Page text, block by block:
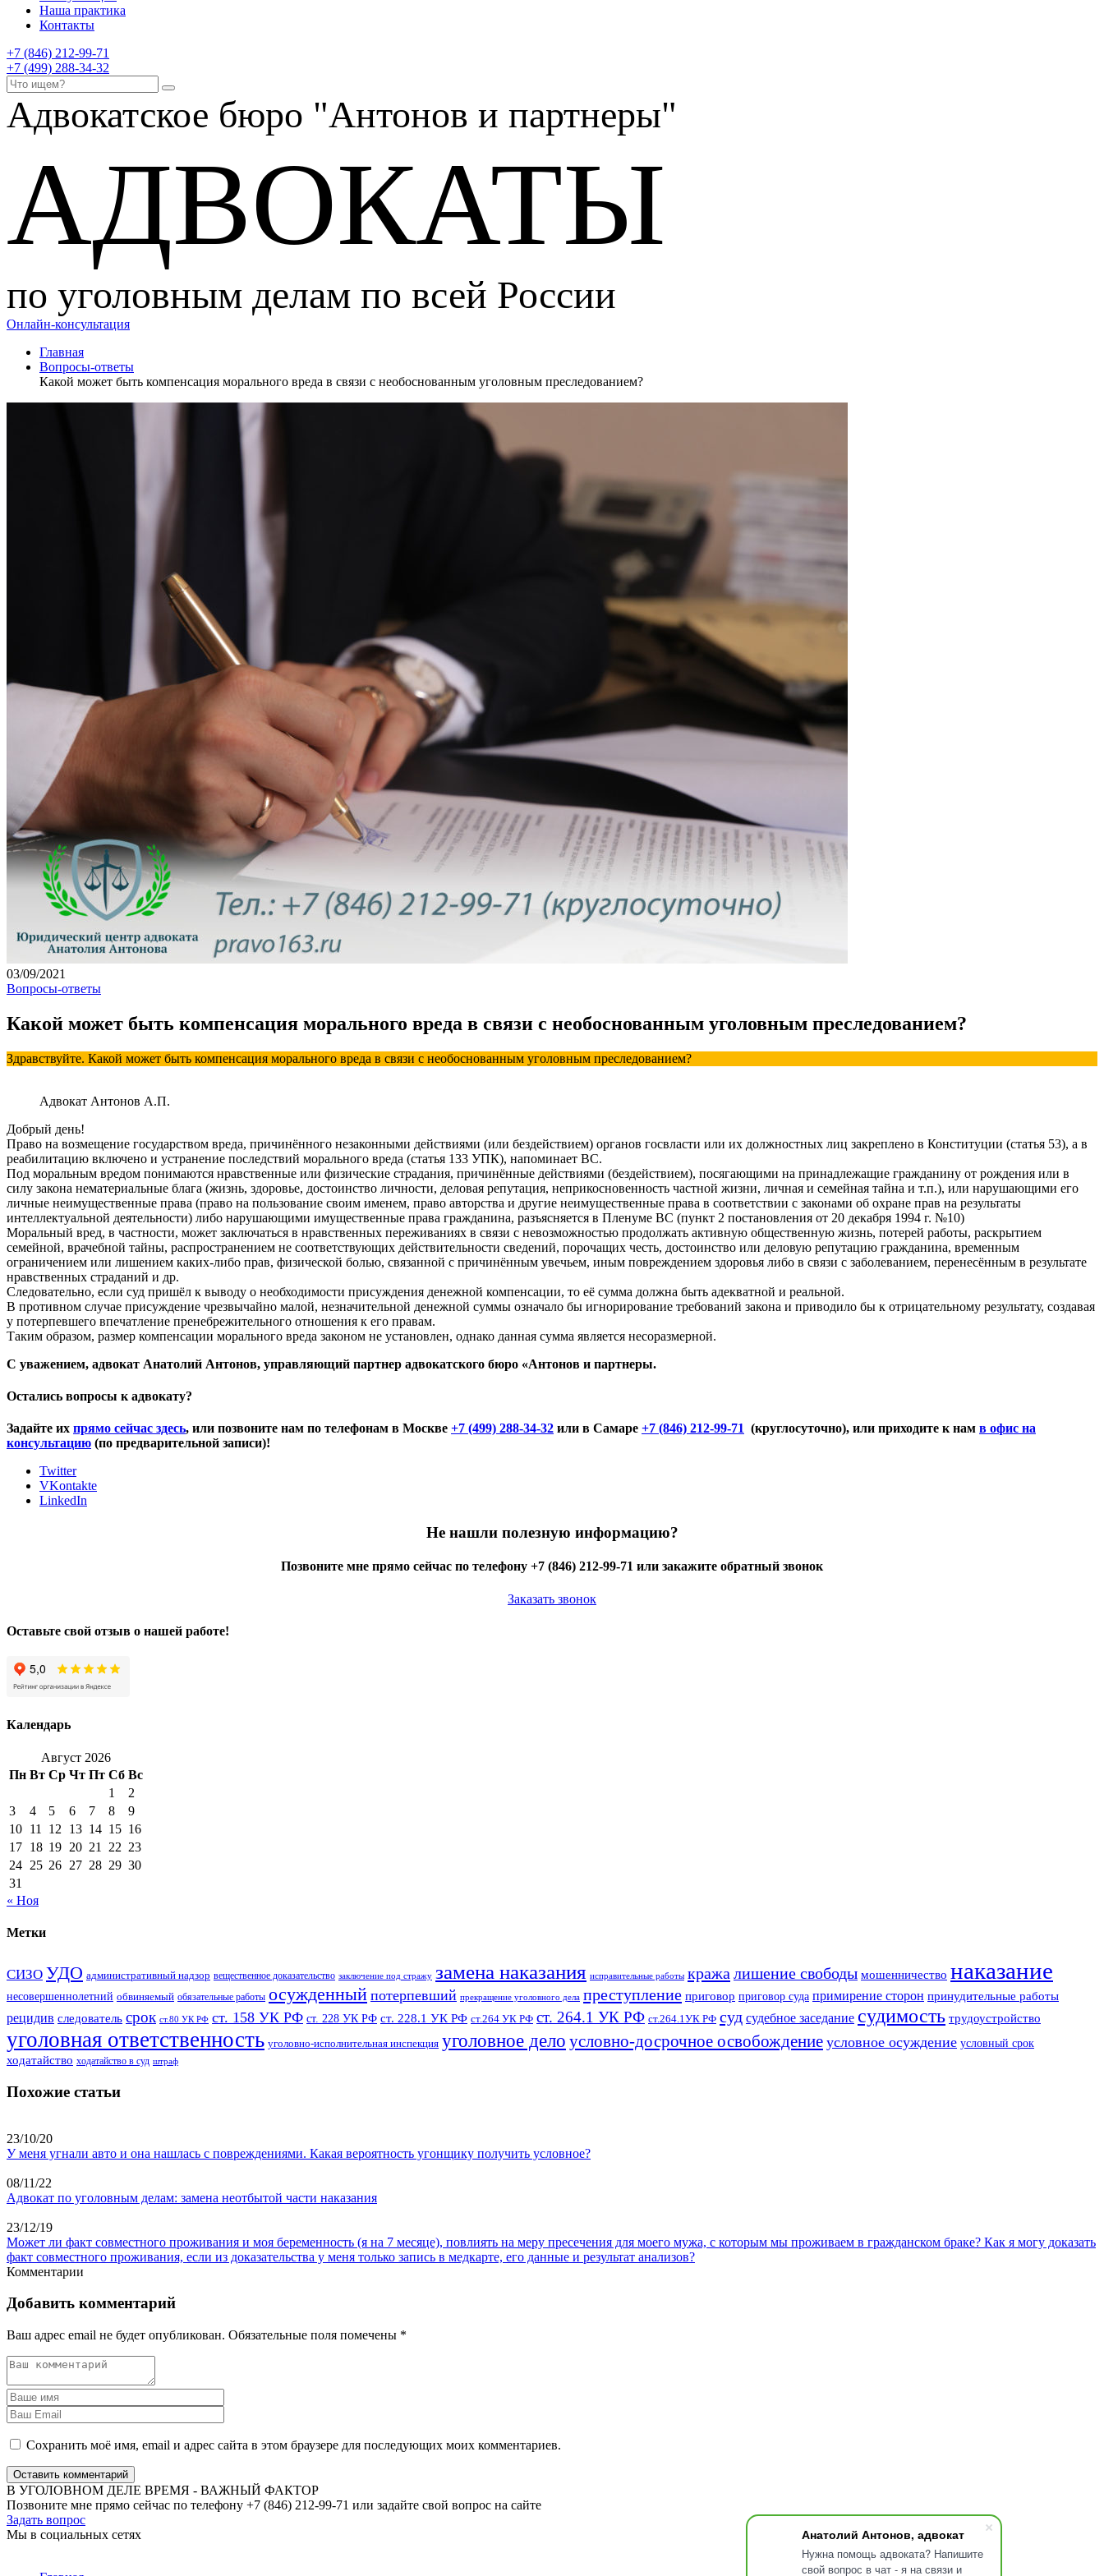
Анатолий Антонов, адвокат
Нужна помощь адвоката? Напишите
свой вопрос в чат - я на связи и
Наша практика
Контакты
+7 (846) 212-99-71
+7 (499) 288-34-32
Адвокатское бюро "Антонов и партнеры"
АДВОКАТЫ
по уголовным делам по всей России
Онлайн-консультация
Главная
Вопросы-ответы
Какой может быть компенсация морального вреда в связи с необоснованным уголовным преследованием?
03/09/2021
Вопросы-ответы
Какой может быть компенсация морального вреда в связи с необоснованным уголовным преследованием?
Здравствуйте. Какой может быть компенсация морального вреда в связи с необоснованным уголовным преследованием?
Адвокат Антонов А.П.
Добрый день!
Право на возмещение государством вреда, причинённого незаконными действиями (или бездействием) органов госвласти или их должностных лиц закреплено в Конституции (статья 53), а в
реабилитацию включено и устранение последствий морального вреда (статья 133 УПК), напоминает ВС.
Под моральным вредом понимаются нравственные или физические страдания, причинённые действиями (бездействием), посягающими на принадлежащие гражданину от рождения или в
силу закона нематериальные блага (жизнь, здоровье, достоинство личности, деловая репутация, неприкосновенность частной жизни, личная и семейная тайна и т.п.), или нарушающими его
личные неимущественные права (право на пользование своим именем, право авторства и другие неимущественные права в соответствии с законами об охране прав на результаты
интеллектуальной деятельности) либо нарушающими имущественные права гражданина, разъясняется в Пленуме ВС (пункт 2 постановления от 20 декабря 1994 г. №10)
Моральный вред, в частности, может заключаться в нравственных переживаниях в связи с невозможностью продолжать активную общественную жизнь, потерей работы, раскрытием
семейной, врачебной тайны, распространением не соответствующих действительности сведений, порочащих честь, достоинство или деловую репутацию гражданина, временным
ограничением или лишением каких-либо прав, физической болью, связанной с причинённым увечьем, иным повреждением здоровья либо в связи с заболеванием, перенесённым в результате
нравственных страданий и др.
Следовательно, если суд пришёл к выводу о необходимости присуждения денежной компенсации, то её сумма должна быть адекватной и реальной.
В противном случае присуждение чрезвычайно малой, незначительной денежной суммы означало бы игнорирование требований закона и приводило бы к отрицательному результату, создавая
у потерпевшего впечатление пренебрежительного отношения к его правам.
Таким образом, размер компенсации морального вреда законом не установлен, однако данная сумма является несоразмерной.
С уважением, адвокат Анатолий Антонов, управляющий партнер адвокатского бюро «Антонов и партнеры.
Остались вопросы к адвокату?
Задайте их прямо сейчас здесь, или позвоните нам по телефонам в Москве +7 (499) 288-34-32 или в Самаре +7 (846) 212-99-71 (круглосуточно), или приходите к нам в офис на
консультацию (по предварительной записи)!
Twitter
VKontakte
LinkedIn
Не нашли полезную информацию?
Позвоните мне прямо сейчас по телефону +7 (846) 212-99-71 или закажите обратный звонок
Заказать звонок
Оставьте свой отзыв о нашей работе!
Календарь
Август 2026
Пн Вт Ср Чт Пт Сб Вс
1
2
3
4 5 6 7 8
9
10 11 12 13 14 15 16
17 18 19 20 21 22 23
24 25 26 27 28 29 30
31
« Ноя
Метки
СИЗО УДО административный надзор вещественное доказательство заключение под стражу замена наказания исправительные работы кража лишение свободы мошенничество наказание
несовершеннолетний обвиняемый обязательные работы осужденный потерпевший прекращение уголовного дела преступление приговор приговор суда примирение сторон принудительные работы
рецидив следователь срок ст.80 УК РФ ст. 158 УК РФ ст. 228 УК РФ ст. 228.1 УК РФ ст.264 УК РФ ст. 264.1 УК РФ ст.264.1УК РФ суд судебное заседание судимость трудоустройство
уголовная ответственность уголовно-исполнительная инспекция уголовное дело условно-досрочное освобождение условное осуждение условный срок
ходатайство ходатайство в суд штраф
Похожие статьи
23/10/20
У меня угнали авто и она нашлась с повреждениями. Какая вероятность угонщику получить условное?
08/11/22
Адвокат по уголовным делам: замена неотбытой части наказания
23/12/19
Может ли факт совместного проживания и моя беременность (я на 7 месяце), повлиять на меру пресечения для моего мужа, с которым мы проживаем в гражданском браке? Как я могу доказать
факт совместного проживания, если из доказательства у меня только запись в медкарте, его данные и результат анализов?
Комментарии
Добавить комментарий
Ваш адрес email не будет опубликован. Обязательные поля помечены *
Сохранить моё имя, email и адрес сайта в этом браузере для последующих моих комментариев.
Оставить комментарий
В УГОЛОВНОМ ДЕЛЕ ВРЕМЯ - ВАЖНЫЙ ФАКТОР
Позвоните мне прямо сейчас по телефону +7 (846) 212-99-71 или задайте свой вопрос на сайте
Задать вопрос
Мы в социальных сетях